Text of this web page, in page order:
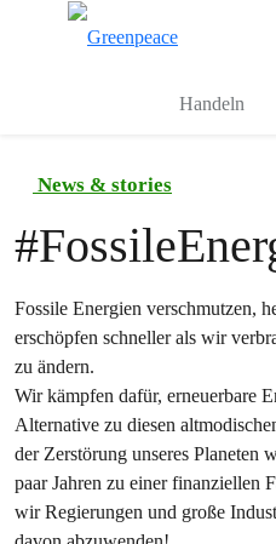
Handeln
News & stories
#
Fossile Energien verschmutzen,
erschöpfen schneller als wir
zu ändern.
Wir kämpfen dafür, erneuerbare
Alternative zu diesen
der Zerstörung unseres Planeten
paar Jahren zu einer finanziellen
wir Regierungen und große